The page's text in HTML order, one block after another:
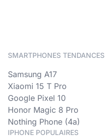
SMARTPHONES TENDANCES
Samsung A17
Xiaomi 15 T Pro
Google Pixel 10
Honor Magic 8 Pro
Nothing Phone (4a)
IPHONE POPULAIRES